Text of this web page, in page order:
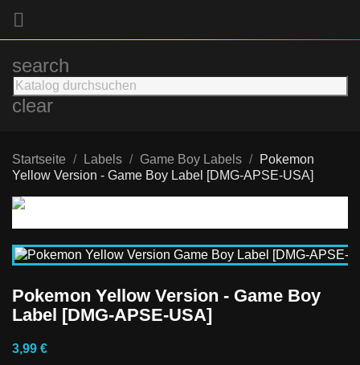

search
clear
Startseite Labels Game Boy Labels
Pokemon
Yellow Version - Game Boy Label [DMG-APSE-USA]
Pokemon Yellow Version - Game Boy
Label [DMG-APSE-USA]
3,99 €